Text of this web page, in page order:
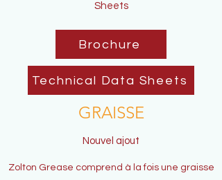
GRAISSE
Nouvel ajout
Zolton Grease comprend à la fois une graisse
Sheets
Brochure
Technical Data Sheets